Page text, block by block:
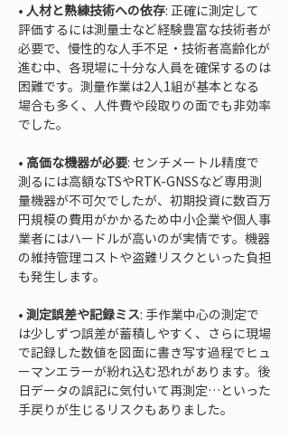
• 人材と熟練技術への依存: 正確に測定して
評価するには測量士など経験豊富な技術者が
必要で、慢性的な人手不足・技術者高齢化が
進む中、各現場に十分な人員を確保するのは
困難です。測量作業は2人1組が基本となる
場合も多く、人件費や段取りの面でも非効率
• 高価な機器が必要: センチメートル精度で
測るには高額なTSやRTK-GNSSなど専用測
量機器が不可欠でしたが、初期投資に数百万
円規模の費用がかかるため中小企業や個人事
業者にはハードルが高いのが実情です。機器
の維持管理コストや盗難リスクといった負担
• 測定誤差や記録ミス: 手作業中心の測定で
は少しずつ誤差が蓄積しやすく、さらに現場
で記録した数値を図面に書き写す過程でヒュ
ーマンエラーが紛れ込む恐れがあります。後
日データの誤記に気付いて再測定…といった